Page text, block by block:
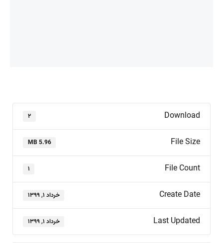
Download ۲
File Size
5.96 MB
File Count ۱
Create Date خرداد ۱, ۱۳۹۹
Last Updated خرداد ۱, ۱۳۹۹